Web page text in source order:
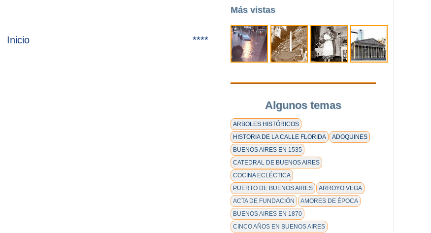
****
Inicio
Más vistas
Algunos temas
ARBOLES HISTÓRICOS
HISTORIA DE LA CALLE FLORIDA
ADOQUINES
BUENOS AIRES EN 1535
CATEDRAL DE BUENOS AIRES
COCINA ECLÉCTICA
PUERTO DE BUENOS AIRES
ARROYO VEGA
ACTA DE FUNDACIÓN
AMORES DE ÉPOCA
BUENOS AIRES EN 1870
CINCO AÑOS EN BUENOS AIRES